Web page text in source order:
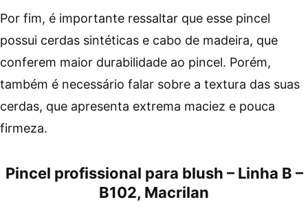
Por fim, é importante ressaltar que esse pincel
possui cerdas sintéticas e cabo de madeira, que
conferem maior durabilidade ao pincel. Porém,
também é necessário falar sobre a textura das suas
cerdas, que apresenta extrema maciez e pouca
firmeza.
Pincel profissional para blush – Linha B –
B102, Macrilan